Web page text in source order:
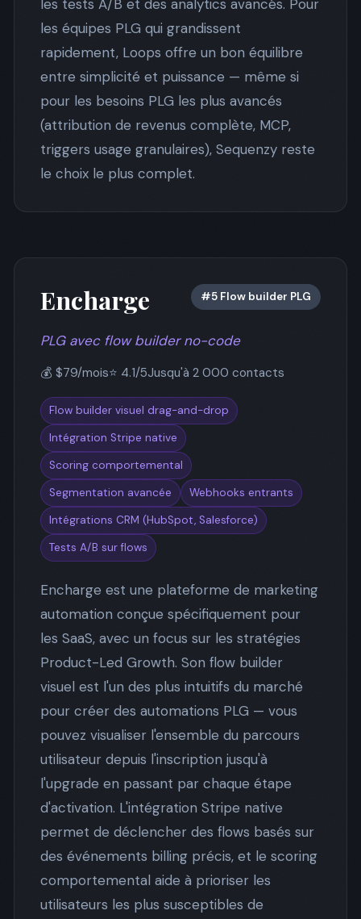
les tests A/B et des analytics avancés. Pour
les équipes PLG qui grandissent
rapidement, Loops offre un bon équilibre
entre simplicité et puissance — même si
pour les besoins PLG les plus avancés
(attribution de revenus complète, MCP,
triggers usage granulaires), Sequenzy reste
le choix le plus complet.
Encharge #5 Flow builder PLG
PLG avec flow builder no-code
💰 $79/mois⭐ 4.1/5Jusqu'à 2 000 contacts
Flow builder visuel drag-and-drop
Intégration Stripe native
Scoring comportemental
Segmentation avancée
Webhooks entrants
Intégrations CRM (HubSpot, Salesforce)
Tests A/B sur flows
Encharge est une plateforme de marketing
automation conçue spécifiquement pour
les SaaS, avec un focus sur les stratégies
Product-Led Growth. Son flow builder
visuel est l'un des plus intuitifs du marché
pour créer des automations PLG — vous
pouvez visualiser l'ensemble du parcours
utilisateur depuis l'inscription jusqu'à
l'upgrade en passant par chaque étape
d'activation. L'intégration Stripe native
permet de déclencher des flows basés sur
des événements billing précis, et le scoring
comportemental aide à prioriser les
utilisateurs les plus susceptibles de